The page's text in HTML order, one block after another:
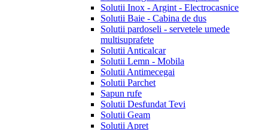
Solutii Inox - Argint - Electrocasnice
Solutii Baie - Cabina de dus
Solutii pardoseli - servetele umede
multisuprafete
Solutii Anticalcar
Solutii Lemn - Mobila
Solutii Antimecegai
Solutii Parchet
Sapun rufe
Solutii Desfundat Tevi
Solutii Geam
Solutii Apret